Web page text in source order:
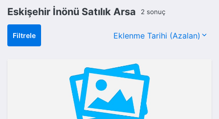
Eskişehir İnönü Satılık Arsa 2 sonuç
Filtrele